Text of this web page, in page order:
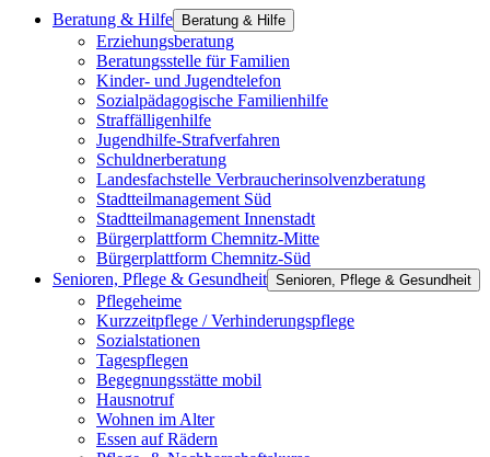
Beratung & Hilfe Beratung & Hilfe
Erziehungsberatung
Beratungsstelle für Familien
Kinder- und Jugendtelefon
Sozialpädagogische Familienhilfe
Straffälligenhilfe
Jugendhilfe-Strafverfahren
Schuldnerberatung
Landesfachstelle Verbraucherinsolvenzberatung
Stadtteilmanagement Süd
Stadtteilmanagement Innenstadt
Bürgerplattform Chemnitz-Mitte
Bürgerplattform Chemnitz-Süd
Senioren, Pflege & Gesundheit Senioren, Pflege & Gesundheit
Pflegeheime
Kurzzeitpflege / Verhinderungspflege
Sozialstationen
Tagespflegen
Begegnungsstätte mobil
Hausnotruf
Wohnen im Alter
Essen auf Rädern